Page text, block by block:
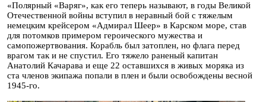
«Полярный «Варяг», как его теперь называют, в годы Великой
Отечественной войны вступил в неравный бой с тяжелым
немецким крейсером «Адмирал Шеер» в Карском море, став
для потомков примером героического мужества и
самопожертвования. Корабль был затоплен, но флага перед
врагом так и не спустил. Его тяжело раненый капитан
Анатолий Качарава и еще 22 оставшихся в живых моряка из
ста членов экипажа попали в плен и были освобождены весной
1945-го.